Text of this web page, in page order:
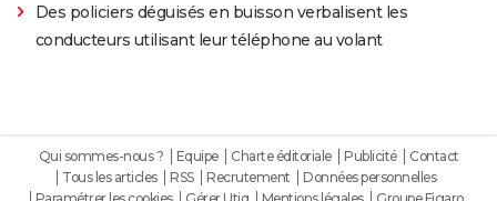
Des policiers déguisés en buisson verbalisent les
conducteurs utilisant leur téléphone au volant
Qui sommes-nous ? Equipe Charte éditoriale Publicité
Contact
Tous les articles
RSS Recrutement
Données personnelles